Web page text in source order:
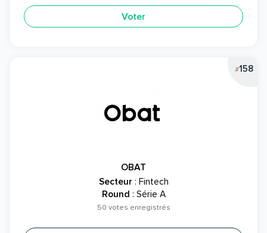
Voter
#158
OBAT
Secteur : Fintech
Round : Série A
50 votes enregistrés